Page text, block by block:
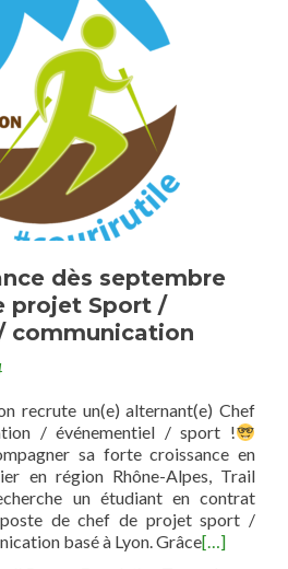
dès septembre
projet Sport /
communication
recrute un(e) alternant(e) Chef
/ événementiel / sport !
sa forte croissance en
en région Rhône-Alpes, Trail
un étudiant en contrat
poste de chef de projet sport /
basé à Lyon. Grâce[…]